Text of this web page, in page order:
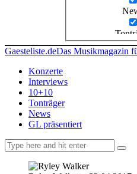
Gaesteliste.deDas Musikmagazin
Konzerte
Interviews
10+10
Tonträger
News
GL präsentiert